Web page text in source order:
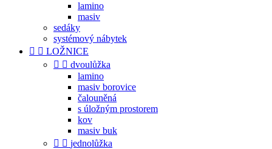
lamino
masiv
sedáky
systémový nábytek
  LOŽNICE
  dvoulůžka
lamino
masiv borovice
čalouněná
s úložným prostorem
kov
masiv buk
  jednolůžka